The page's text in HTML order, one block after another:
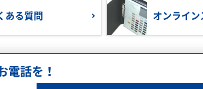
ある質問 オンライン
電話を！